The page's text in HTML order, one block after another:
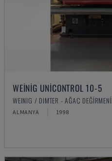
WEINIG UNICONTROL 10-5
WEINIG / DIMTER - AĞAÇ DEĞIRMENI
ALMANYA 1998